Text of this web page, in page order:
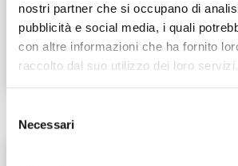
nostri partner che si occupano di
pubblicità e social media, i quali
con altre informazioni che ha fornito
raccolto dal suo utilizzo dei loro servizi.
delNecessari
Events
27 - 29 giugno 2024